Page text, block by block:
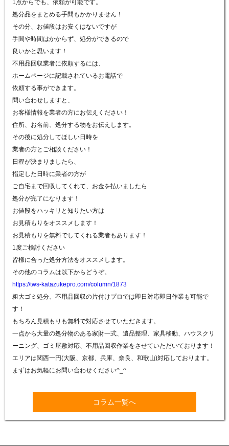
1点からでも、依頼が可能です。
処分品をまとめる手間もかかりません！
その分、お値段はお安くはないですが
手間や時間はかからず、処分ができるので
良いかと思います！
不用品回収業者に依頼するには、
ホームページに記載されているお電話で
依頼する事ができます。
問い合わせしますと、
お客様情報を業者の方にお伝えください！
住所、お名前、処分する物をお伝えします。
その後に処分してほしい日時を
業者の方とご相談ください！
日程が決まりましたら、
指定した日時に業者の方が
ご自宅まで回収してくれて、お金を払いましたら
処分が完了になります！
お値段をハッキリと知りたい方は
お見積もりをオススメします！
お見積もりを無料でしてくれる業者もあります！
1度ご検討ください
皆様に合った処分方法をオススメします。
その他のコラムは以下からどうぞ。
https://tws-katazukepro.com/column/1873
粗大ゴミ処分、不用品回収の片付けプロでは即日対応即日作業も可能で
す！
もちろん見積もりも無料で対応させていただきます。
一点から大量の処分物のある家財一式、遺品整理、家具移動、ハウスクリ
ーニング、ゴミ屋敷対応、不用品回収作業をさせていただいております！
エリアは関西一円(大阪、京都、兵庫、奈良、和歌山)対応しております。
まずはお気軽にお問い合わせください^_^
コラム一覧へ